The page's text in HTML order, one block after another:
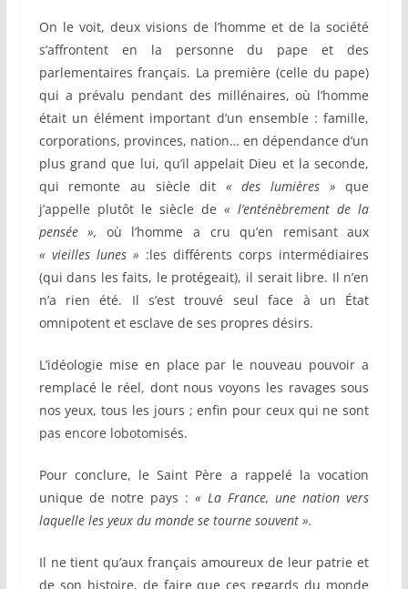
On le voit, deux visions de l’homme et de la société
s’affrontent en la personne du pape et des
parlementaires français. La première (celle du pape)
qui a prévalu pendant des millénaires, où l’homme
était un élément important d’un ensemble : famille,
corporations, provinces, nation… en dépendance d’un
plus grand que lui, qu’il appelait Dieu et la seconde,
qui remonte au siècle dit « des lumières » que
j’appelle plutôt le siècle de « l’enténèbrement de la
pensée », où l’homme a cru qu’en remisant aux
« vieilles lunes » :les différents corps intermédiaires
(qui dans les faits, le protégeait), il serait libre. Il n’en
n’a rien été. Il s’est trouvé seul face à un État
omnipotent et esclave de ses propres désirs.
L’idéologie mise en place par le nouveau pouvoir a
remplacé le réel, dont nous voyons les ravages sous
nos yeux, tous les jours ; enfin pour ceux qui ne sont
pas encore lobotomisés.
Pour conclure, le Saint Père a rappelé la vocation
unique de notre pays : « La France, une nation vers
laquelle les yeux du monde se tourne souvent ».
Il ne tient qu’aux français amoureux de leur patrie et
de son histoire, de faire que ces regards du monde